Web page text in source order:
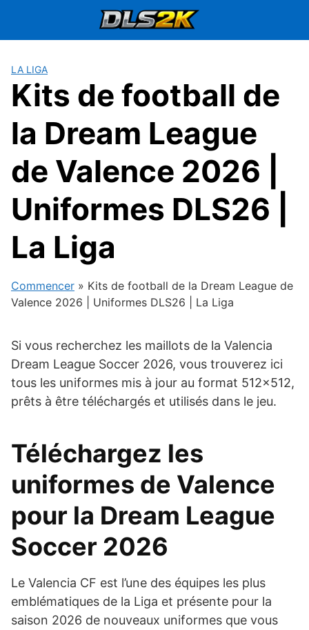
contenu
LA LIGA
Kits de football de
la Dream League
de Valence 2026 |
Uniformes DLS26 |
La Liga
Commencer » Kits de football de la Dream League de
Valence 2026 | Uniformes DLS26 | La Liga
Si vous recherchez les maillots de la Valencia
Dream League Soccer 2026, vous trouverez ici
tous les uniformes mis à jour au format 512×512,
prêts à être téléchargés et utilisés dans le jeu.
Téléchargez les
uniformes de Valence
pour la Dream League
Soccer 2026
Le Valencia CF est l’une des équipes les plus
emblématiques de la Liga et présente pour la
saison 2026 de nouveaux uniformes que vous